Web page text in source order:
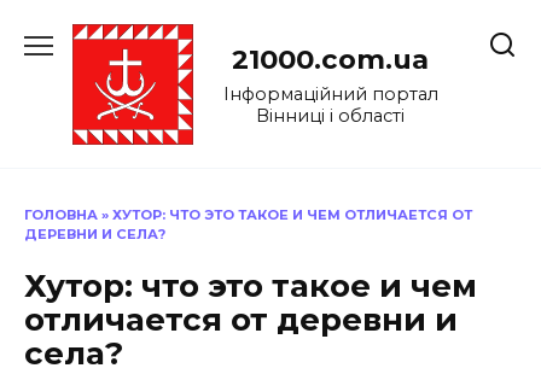
до
21000.com.ua
Інформаційний портал
Вінниці і області
ГОЛОВНА » ХУТОР: ЧТО ЭТО ТАКОЕ И ЧЕМ ОТЛИЧАЕТСЯ ОТ
ДЕРЕВНИ И СЕЛА?
Хутор: что это такое и чем
отличается от деревни и
села?